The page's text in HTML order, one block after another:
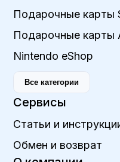
Подарочные карты
Подарочные карты
Nintendo eShop
Все категории
Сервисы
Статьи и
Обмен и возврат